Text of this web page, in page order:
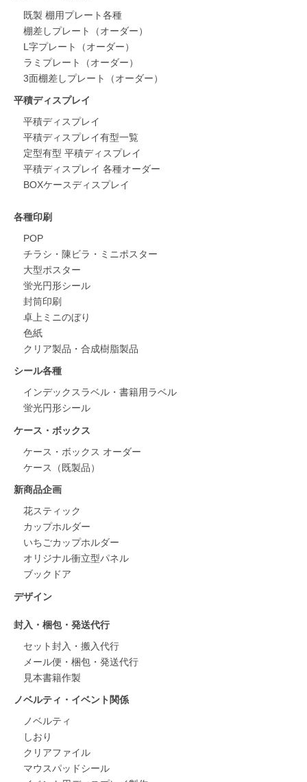
既製 棚用プレート各種
棚差しプレート（オーダー）
L字プレート（オーダー）
ラミプレート（オーダー）
3面棚差しプレート（オーダー）
平積ディスプレイ
平積ディスプレイ
平積ディスプレイ有型一覧
定型有型 平積ディスプレイ
平積ディスプレイ 各種オーダー
BOXケースディスプレイ
各種印刷
POP
チラシ・陳ビラ・ミニポスター
大型ポスター
蛍光円形シール
封筒印刷
卓上ミニのぼり
色紙
クリア製品・合成樹脂製品
シール各種
インデックスラベル・書籍用ラベル
蛍光円形シール
ケース・ボックス
ケース・ボックス オーダー
ケース（既製品）
新商品企画
花スティック
カップホルダー
いちごカップホルダー
オリジナル衝立型パネル
ブックドア
デザイン
封入・梱包・発送代行
セット封入・搬入代行
メール便・梱包・発送代行
見本書籍作製
ノベルティ・イベント関係
ノベルティ
しおり
クリアファイル
マウスパッドシール